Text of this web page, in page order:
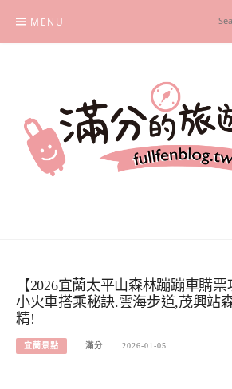
content
MENU
【2026宜蘭太平山森林蹦蹦車購
小火車搭乘秘訣.雲海步道,茂興站
精!
宜蘭景點 滿分 2026-01-05